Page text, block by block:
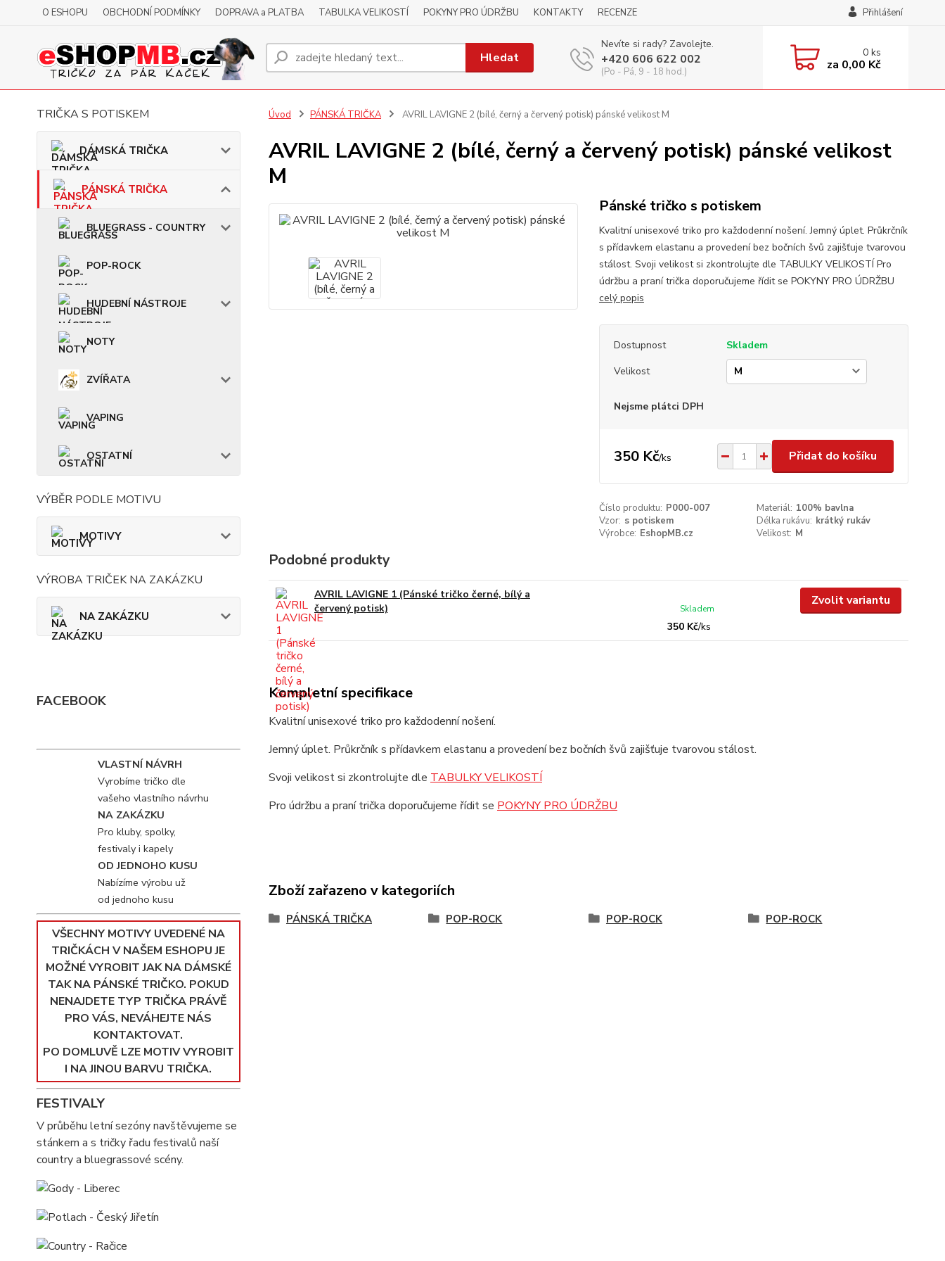
O ESHOPU OBCHODNÍ PODMÍNKY DOPRAVA a PLATBA TABULKA VELIKOSTÍ POKYNY PRO ÚDRŽBU KONTAKTY RECENZE Přihlášení
Hledat
Nevíte si rady? Zavolejte.
+420 606 622 002
(Po - Pá, 9 - 18 hod.)
0ks
za 0,00 Kč
TRIČKA S POTISKEM
DÁMSKÁ TRIČKA
PÁNSKÁ TRIČKA
BLUEGRASS - COUNTRY
POP-ROCK
HUDEBNÍ NÁSTROJE
NOTY
ZVÍŘATA
VAPING
OSTATNÍ
VÝBĚR PODLE MOTIVU
MOTIVY
VÝROBA TRIČEK NA ZAKÁZKU
NA ZAKÁZKU
FACEBOOK
VLASTNÍ NÁVRH
Vyrobíme tričko dle
vašeho vlastního návrhu
NA ZAKÁZKU
Pro kluby, spolky,
festivaly i kapely
OD JEDNOHO KUSU
Nabízíme výrobu už
od jednoho kusu
VŠECHNY MOTIVY UVEDENÉ NA
TRIČKÁCH V NAŠEM ESHOPU JE
MOŽNÉ VYROBIT JAK NA DÁMSKÉ
TAK NA PÁNSKÉ TRIČKO. POKUD
NENAJDETE TYP TRIČKA PRÁVĚ
PRO VÁS, NEVÁHEJTE NÁS
KONTAKTOVAT.
PO DOMLUVĚ LZE MOTIV VYROBIT
I NA JINOU BARVU TRIČKA.
FESTIVALY
V průběhu letní sezóny navštěvujeme se
stánkem a s tričky řadu festivalů naší
country a bluegrassové scény.
Úvod PÁNSKÁ TRIČKA AVRIL LAVIGNE 2 (bílé, černý a červený potisk) pánské velikost M
AVRIL LAVIGNE 2 (bílé, černý a červený potisk) pánské velikost
M
Pánské tričko s potiskem
Kvalitní unisexové triko pro každodenní nošení. Jemný úplet. Průkrčník
s přídavkem elastanu a provedení bez bočních švů zajišťuje tvarovou
stálost. Svoji velikost si zkontrolujte dle TABULKY VELIKOSTÍ Pro
údržbu a praní trička doporučujeme řídit se POKYNY PRO ÚDRŽBU
celý popis
Dostupnost
Skladem
Velikost
Nejsme plátci DPH
350 Kč/ks Přidat do košíku
Číslo produktu: P000-007 Materiál: 100% bavlna
Vzor: s potiskem Délka rukávu: krátký rukáv
Výrobce: EshopMB.cz Velikost: M
Podobné produkty
AVRIL LAVIGNE 1 (Pánské tričko černé, bílý a
červený potisk)
350 Kč/ks
Skladem
Zvolit variantu
Kompletní specifikace
Kvalitní unisexové triko pro každodenní nošení.
Jemný úplet. Průkrčník s přídavkem elastanu a provedení bez bočních švů zajišťuje tvarovou stálost.
Svoji velikost si zkontrolujte dle TABULKY VELIKOSTÍ
Pro údržbu a praní trička doporučujeme řídit se POKYNY PRO ÚDRŽBU
Zboží zařazeno v kategoriích
PÁNSKÁ TRIČKA POP-ROCK POP-ROCK POP-ROCK